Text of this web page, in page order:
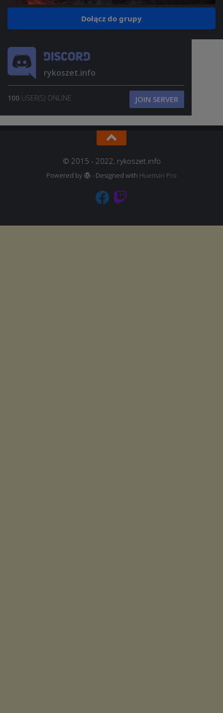
Dołącz do grupy
rykoszet.info
100 USER(S) ONLINE JOIN SERVER
© 2015 - 2022, rykoszet.info
Powered by - Designed with Hueman Pro